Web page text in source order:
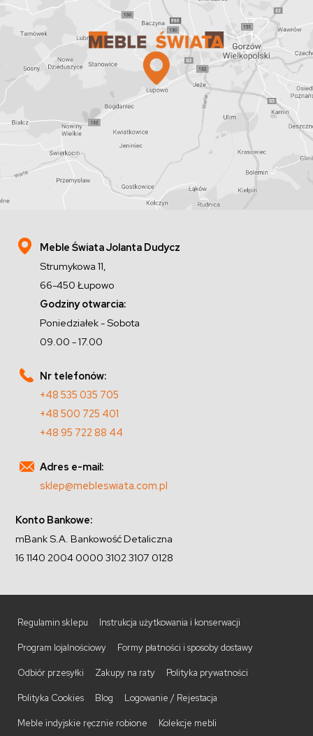
Meble Świata Jolanta Dudycz
Strumykowa 11,
66-450 Łupowo
Godziny otwarcia:
Poniedziałek - Sobota
09.00 - 17.00
Nr telefonów:
+48 535 035 705
+48 500 725 401
+48 95 722 88 44
Adres e-mail:
sklep@mebleswiata.com.pl
Konto Bankowe:
mBank S.A. Bankowość Detaliczna
16 1140 2004 0000 3102 3107 0128
Regulamin sklepu Instrukcja użytkowania i konserwacji
Program lojalnościowy Formy płatności i sposoby dostawy
Odbiór przesyłki Zakupy na raty Polityka prywatności
Polityka Cookies Blog Logowanie / Rejestacja
Meble indyjskie ręcznie robione Kolekcje mebli